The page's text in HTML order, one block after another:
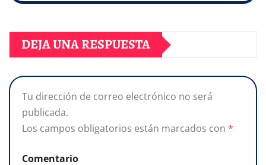
DEJA UNA RESPUESTA
Tu dirección de correo electrónico no será
publicada.
Los campos obligatorios están marcados con *
Comentario